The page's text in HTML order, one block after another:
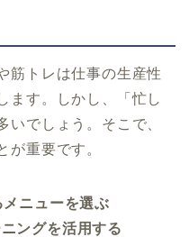
筋トレは仕事の生産性
ます。しかし、「忙し
でしょう。そこで、
が重要です。
ニューを選ぶ
ングを活用する